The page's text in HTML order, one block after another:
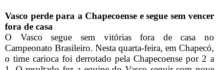
Vasco perde para a Chapecoense e segue sem vencer
fora de casa
O Vasco segue sem vitórias fora de casa no
Campeonato Brasileiro. Nesta quarta-feira, em Chapecó,
o time carioca foi derrotado pela Chapecoense por 2 a